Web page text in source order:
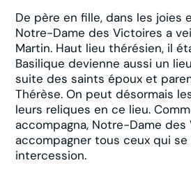
De père en fille, dans les joies
Notre-Dame des Victoires a
Martin. Haut lieu thérésien, il
Basilique devienne aussi un
suite des saints époux et
Thérèse. On peut désormais
leurs reliques en ce lieu.
accompagna, Notre-Dame des
accompagner tous ceux qui
intercession.